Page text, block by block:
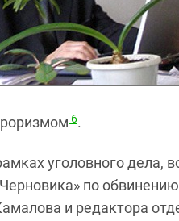
6.
уголовного
по
и редактора